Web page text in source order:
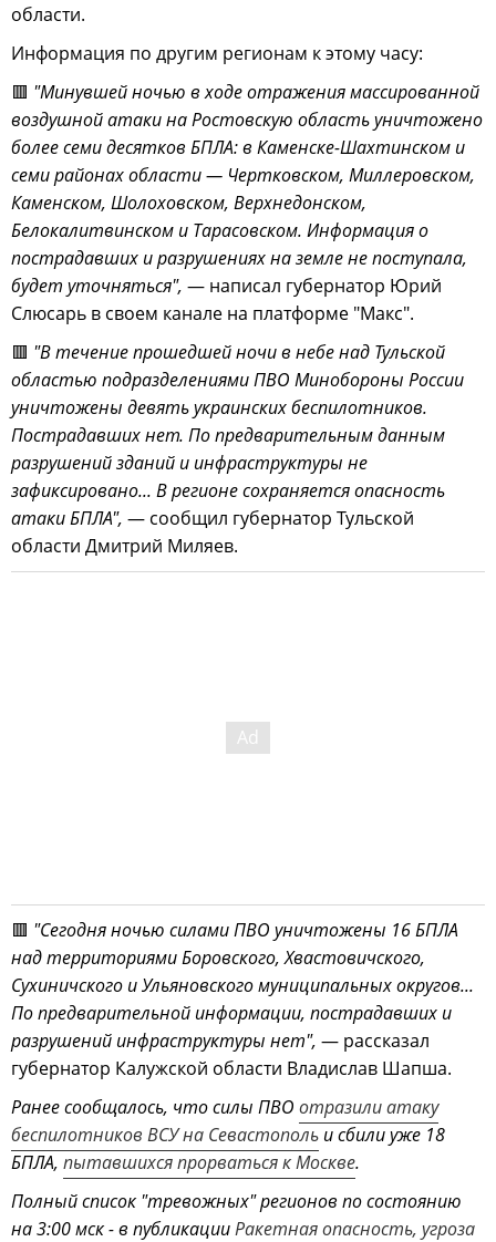
области.
Информация по другим регионам к этому часу:
🟥 "Минувшей ночью в ходе отражения массированной
воздушной атаки на Ростовскую область уничтожено
более семи десятков БПЛА: в Каменске-Шахтинском и
семи районах области — Чертковском, Миллеровском,
Каменском, Шолоховском, Верхнедонском,
Белокалитвинском и Тарасовском. Информация о
пострадавших и разрушениях на земле не поступала,
будет уточняться", — написал губернатор Юрий
Слюсарь в своем канале на платформе "Макс".
🟥 "В течение прошедшей ночи в небе над Тульской
областью подразделениями ПВО Минобороны России
уничтожены девять украинских беспилотников.
Пострадавших нет. По предварительным данным
разрушений зданий и инфраструктуры не
зафиксировано... В регионе сохраняется опасность
атаки БПЛА", — сообщил губернатор Тульской
области Дмитрий Миляев.
🟥 "Сегодня ночью силами ПВО уничтожены 16 БПЛА
над территориями Боровского, Хвастовичского,
Сухиничского и Ульяновского муниципальных округов...
По предварительной информации, пострадавших и
разрушений инфраструктуры нет", — рассказал
губернатор Калужской области Владислав Шапша.
Ранее сообщалось, что силы ПВО отразили атаку
беспилотников ВСУ на Севастополь и сбили уже 18
БПЛА, пытавшихся прорваться к Москве.
Полный список "тревожных" регионов по состоянию
на 3:00 мск - в публикацииРакетная опасность, угроза